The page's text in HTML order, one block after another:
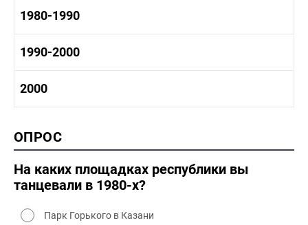
1960-1970 культура
1970-1980 история
1970-1980 культура
1970 - 1980 быт
1980-1990
1980 -1990 история
1980-1990 культура
1990-2000
1990-2000 культура
2000
2000 промышленность
2000 культура
ОПРОС
На каких площадках республики вы
танцевали в 1980-х?
Парк Горького в Казани